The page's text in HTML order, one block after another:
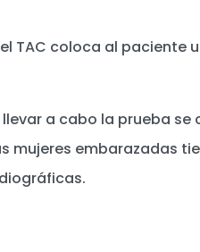
TAC coloca al paciente
a cabo la prueba
mujeres embarazadas